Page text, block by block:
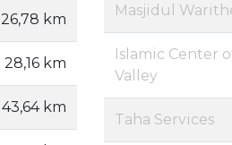
26,78 km
28,16 km
43,64 km
Masjidul
Islamic Center
Valley
Taha Services